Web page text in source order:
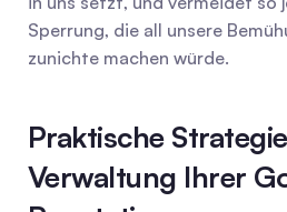
Sperrung, die all unsere
zunichte machen würde.
Praktische
Verwaltung Ihrer